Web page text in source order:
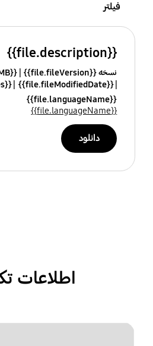
فیلتر
{{file.description}}
نسخه {{file.fileVersion}}
{{file.fileSize}} MB
{{file.fileModifiedDate}}
{{file.osNames}}
{{file.languageName}}
{{file.languageName}}
دانلود
اطلاعات